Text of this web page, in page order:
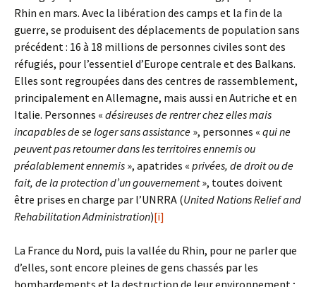
Rhin en mars. Avec la libération des camps et la fin de la
guerre, se produisent des déplacements de population sans
précédent : 16 à 18 millions de personnes civiles sont des
réfugiés, pour l’essentiel d’Europe centrale et des Balkans.
Elles sont regroupées dans des centres de rassemblement,
principalement en Allemagne, mais aussi en Autriche et en
Italie. Personnes « désireuses de rentrer chez elles mais
incapables de se loger sans assistance », personnes « qui ne
peuvent pas retourner dans les territoires ennemis ou
préalablement ennemis », apatrides « privées, de droit ou de
fait, de la protection d’un gouvernement», toutes doivent
être prises en charge par l’UNRRA (United Nations Relief and
Rehabilitation Administration)[i]
La France du Nord, puis la vallée du Rhin, pour ne parler que
d’elles, sont encore pleines de gens chassés par les
bombardements et la destruction de leur environnement ;